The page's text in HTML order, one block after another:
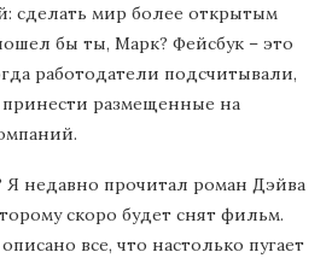
сделать мир более открытым
бы ты, Марк? Фейсбук – это
работодатели подсчитывали,
принести размещенные на
Я недавно прочитал роман Дэйва
скоро будет снят фильм.
все, что настолько пугает